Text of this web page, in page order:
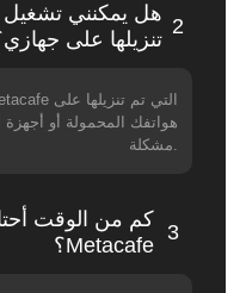
تنزيلها على
2
هواتفك المحمولة أو أجهزة
مشكلة.
كم من الوقت
Metacafe؟
3